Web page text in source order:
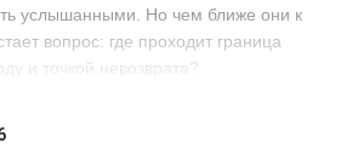
услышанными. Но чем ближе они к
вопрос: где проходит граница
и точкой невозврата?
114» (2026) все серии